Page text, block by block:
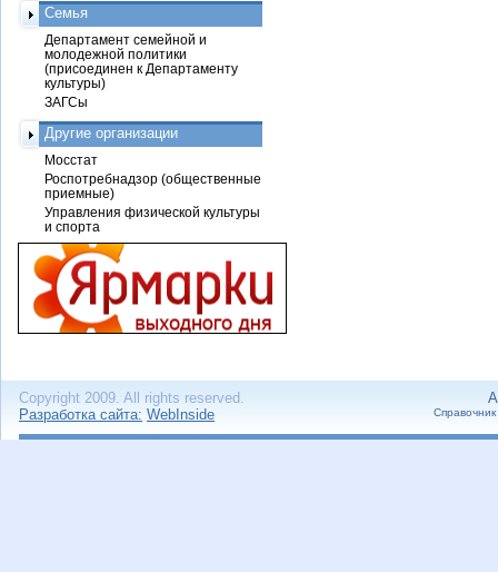
Семья
Департамент семейной и
молодежной политики
(присоединен к Департаменту
культуры)
ЗАГСы
Другие организации
Мосстат
Роспотребнадзор (общественные
приемные)
Управления физической культуры
и спорта
Copyright 2009. All rights reserved.
Разработка сайта: WebInside